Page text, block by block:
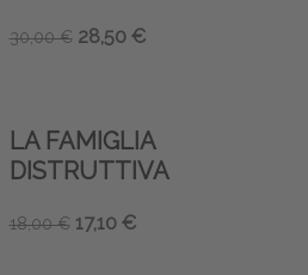
30,00 € 28,50 €
LA FAMIGLIA
DISTRUTTIVA
18,00 € 17,10 €